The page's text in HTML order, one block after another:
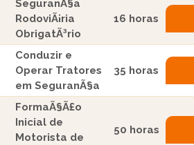
SeguranÃ§a
RodoviÃ¡ria
ObrigatÃ³rio
16 horas
Conduzir e
Operar Tratores
em SeguranÃ§a
35 horas
FormaÃ§Ã£o
Inicial de
Motorista de
50 horas